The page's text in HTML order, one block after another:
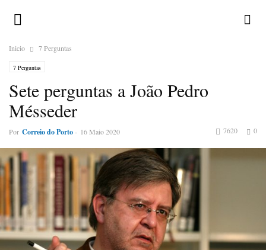
Inicio 7 Perguntas
7 Perguntas
Sete perguntas a João Pedro
Mésseder
Por Correio do Porto- 16 Maio 2020 0
7620